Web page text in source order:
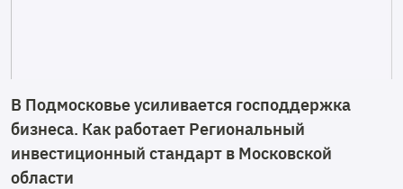
В Подмосковье усиливается господдержка
бизнеса. Как работает Региональный
инвестиционный стандарт в Московской
области